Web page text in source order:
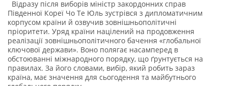
Відразу після виборів міністр закордонних справ
Південної Кореї Чо Те Юль зустрівся з дипломатичним
корпусом країни й озвучив зовнішньополітичні
пріоритети. Уряд країни націлений на продовження
реалізації зовнішньополітичного бачення «глобальної
ключової держави». Воно полягає насамперед в
обстоюванні міжнародного порядку, що ґрунтується на
правилах. За його словами, вибір, який робить зараз
країна, має значення для сьогодення та майбутнього